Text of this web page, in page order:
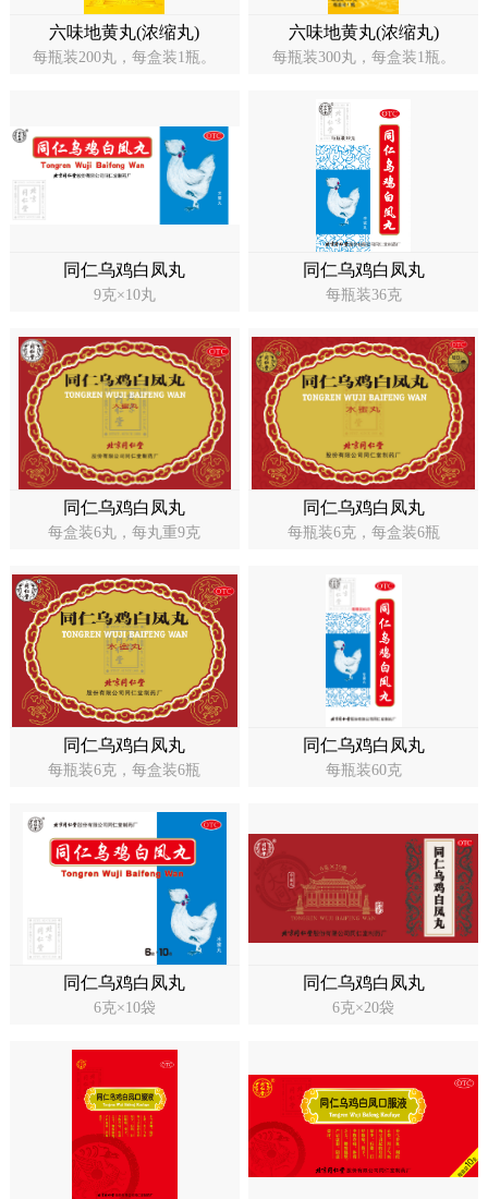
六味地黄丸(浓缩丸)
每瓶装200丸，每盒装1瓶。
六味地黄丸(浓缩丸)
每瓶装300丸，每盒装1瓶。
同仁乌鸡白凤丸
9克×10丸
同仁乌鸡白凤丸
每瓶装36克
同仁乌鸡白凤丸
每盒装6丸，每丸重9克
同仁乌鸡白凤丸
每瓶装6克，每盒装6瓶
同仁乌鸡白凤丸
每瓶装6克，每盒装6瓶
同仁乌鸡白凤丸
每瓶装60克
同仁乌鸡白凤丸
6克×10袋
同仁乌鸡白凤丸
6克×20袋